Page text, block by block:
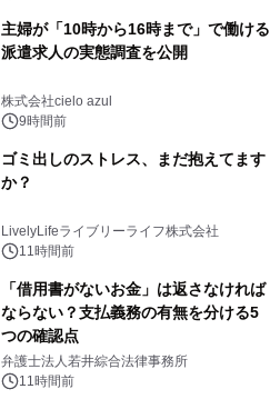
主婦が「10時から16時まで」で働ける
派遣求人の実態調査を公開
株式会社cielo azul
9時間前
ゴミ出しのストレス、まだ抱えてます
か？
LivelyLifeライブリーライフ株式会社
11時間前
「借用書がないお金」は返さなければ
ならない？支払義務の有無を分ける5
つの確認点
弁護士法人若井綜合法律事務所
11時間前